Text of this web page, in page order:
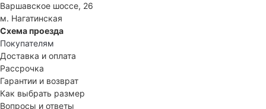
Варшавское шоссе, 26
м. Нагатинская
Схема проезда
Покупателям
Доставка и оплата
Рассрочка
Гарантии и возврат
Как выбрать размер
Вопросы и ответы